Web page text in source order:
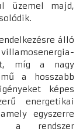
üzemel majd,
álló
míg a nagy
a hosszabb
képes
energetikai
egyszerre
a rendszer